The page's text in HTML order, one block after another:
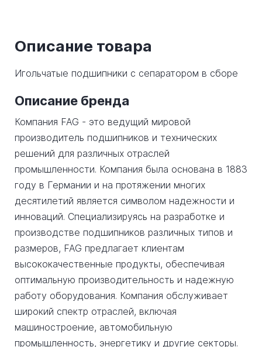
Описание товара
Игольчатые подшипники с сепаратором в сборе
Описание бренда
Компания FAG - это ведущий мировой
производитель подшипников и технических
решений для различных отраслей
промышленности. Компания была основана в 1883
году в Германии и на протяжении многих
десятилетий является символом надежности и
инноваций. Специализируясь на разработке и
производстве подшипников различных типов и
размеров, FAG предлагает клиентам
высококачественные продукты, обеспечивая
оптимальную производительность и надежную
работу оборудования. Компания обслуживает
широкий спектр отраслей, включая
машиностроение, автомобильную
промышленность, энергетику и другие секторы.